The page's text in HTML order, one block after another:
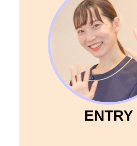
ENTRY